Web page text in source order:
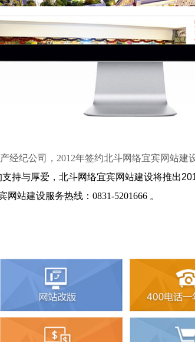
纪公司，2012年签约北斗网络宜宾网站建
持与厚爱，北斗网络宜宾网站建设将推出
网站建设服务热线：0831-5201666 。